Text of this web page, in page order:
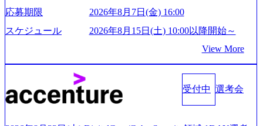
ますと幸いです ※1day選考会のご参加希望の方は、事前に
GAB試験を受検いただきます(受験期限は1day選考会実施日
の3日前まで)。 ※ただし、30代以上のコンサルファーム経
験3年以上の方はGAB受検免除、書類選考のみ。 書類選考
通過後に、GAB試験に合格している方へ1day選考会当日の
ご案内をさせていただきます。 急速なグローバル化により
既存事業では成長戦略を描く事が困難になった大手企業を
サポートするため、新規事業立案や既存事業のトランスフ
が続々ジョインするピュアな戦略を伸ばす新興ファーム。
事業会社機能へ携われる可能性※SaaSプロダクト、地方創
生、メディアなど リモート比率99%、福岡や北海道在中者
業、通信業界に強みがあり、ヘルスケアな業界は広げてい
く予定 インセンティブ支給という他社にはない制度 ワンプ
ール制を敷く、柔軟な組織 2026年8月15日(土) 10:00以降開
始～ 2026年8月7日(金) 16:00 ※枠が限られておりますので、
ご応募いただいてもご対応できない可能性がございます ※
応募期限
2026年8月7日(金) 16:00
スケジュール
2026年8月15日(土) 10:00以降開始～
View More
受付中 選考会